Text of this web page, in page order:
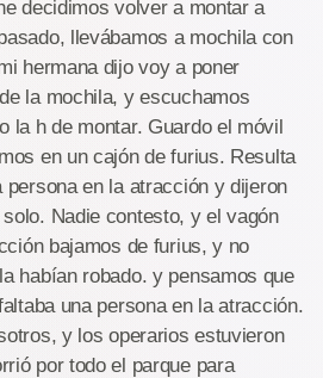
decidimos volver a montar a
llevábamos a mochila con
hermana dijo voy a poner
la mochila, y escuchamos
la h de montar. Guardo el móvil
en un cajón de furius. Resulta
persona en la atracción y dijeron
Nadie contesto, y el vagón
bajamos de furius, y no
habían robado. y pensamos que
una persona en la atracción.
y los operarios estuvieron
por todo el parque para